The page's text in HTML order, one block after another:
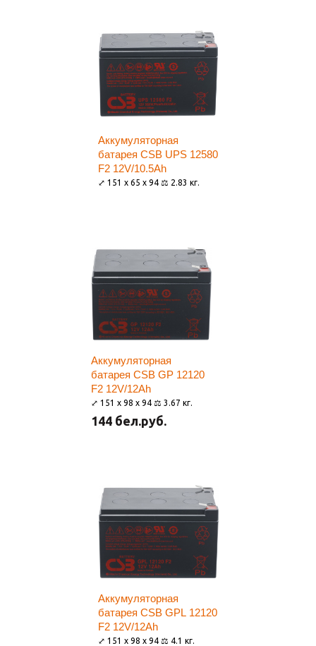
Аккумуляторная
батарея CSB UPS 12580
F2 12V/10.5Ah
⤢ 151 x 65 x 94 ⚖ 2.83 кг.
Аккумуляторная
батарея CSB GP 12120
F2 12V/12Ah
⤢ 151 x 98 x 94 ⚖ 3.67 кг.
144 бел.руб.
Аккумуляторная
батарея CSB GPL 12120
F2 12V/12Ah
⤢ 151 x 98 x 94 ⚖ 4.1 кг.